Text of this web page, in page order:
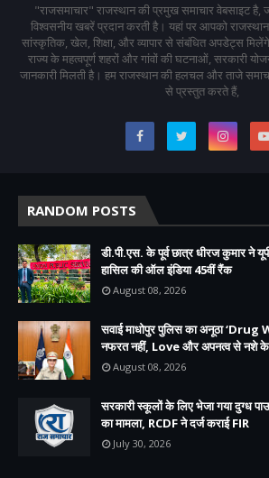
"राजसमाचार" राजस्थान की प्रमुख समाचार वेबसाइट है,
विश्वसनीय खबरें प्रदान करती है। यहां पर आपको
सांस्कृतिक, खेल, शिक्षा, और व्यापार से संबंधित अपडेट्स
राज्य के महत्वपूर्ण शहरों और गांवों की घटनाओं, सरकारी
जानकारी मिलती है। हम राजस्थान की हलचल और ताजे
से प्रस्तुत करते हैं,
RANDOM POSTS
डी.पी.एस. के पूर्व छात्र धीरज कुमार ने
हासिल की ऑल इंडिया 45वीं रैंक
August 08, 2026
सवाई माधोपुर पुलिस का अनूठा
नफरत नहीं, Love और अपनत्व से नशे के
August 08, 2026
सरकारी स्कूलों के लिए भेजा गया दुग्ध
का मामला, RCDF ने दर्ज कराई FIR
July 30, 2026